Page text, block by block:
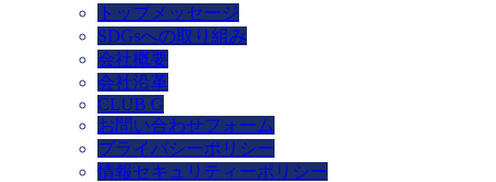
トップメッセージ
SDGsへの取り組み
会社概要
会社沿革
CLUB G
お問い合わせフォーム
プライバシーポリシー
情報セキュリティーポリシー